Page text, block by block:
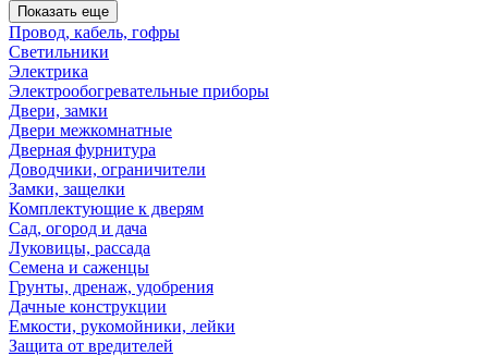
Показать еще
Провод, кабель, гофры
Светильники
Электрика
Электрообогревательные приборы
Двери, замки
Двери межкомнатные
Дверная фурнитура
Доводчики, ограничители
Замки, защелки
Комплектующие к дверям
Сад, огород и дача
Луковицы, рассада
Семена и саженцы
Грунты, дренаж, удобрения
Дачные конструкции
Емкости, рукомойники, лейки
Защита от вредителей